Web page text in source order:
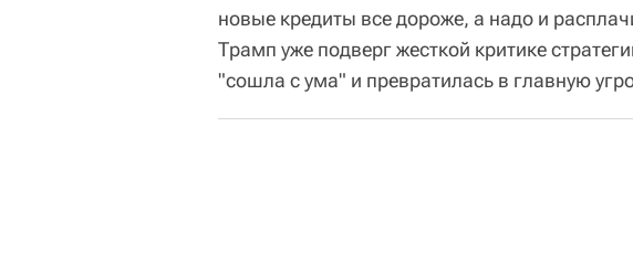
новые кредиты все дороже, а надо и
Трамп уже подверг жесткой критике
"сошла с ума" и превратилась в главную